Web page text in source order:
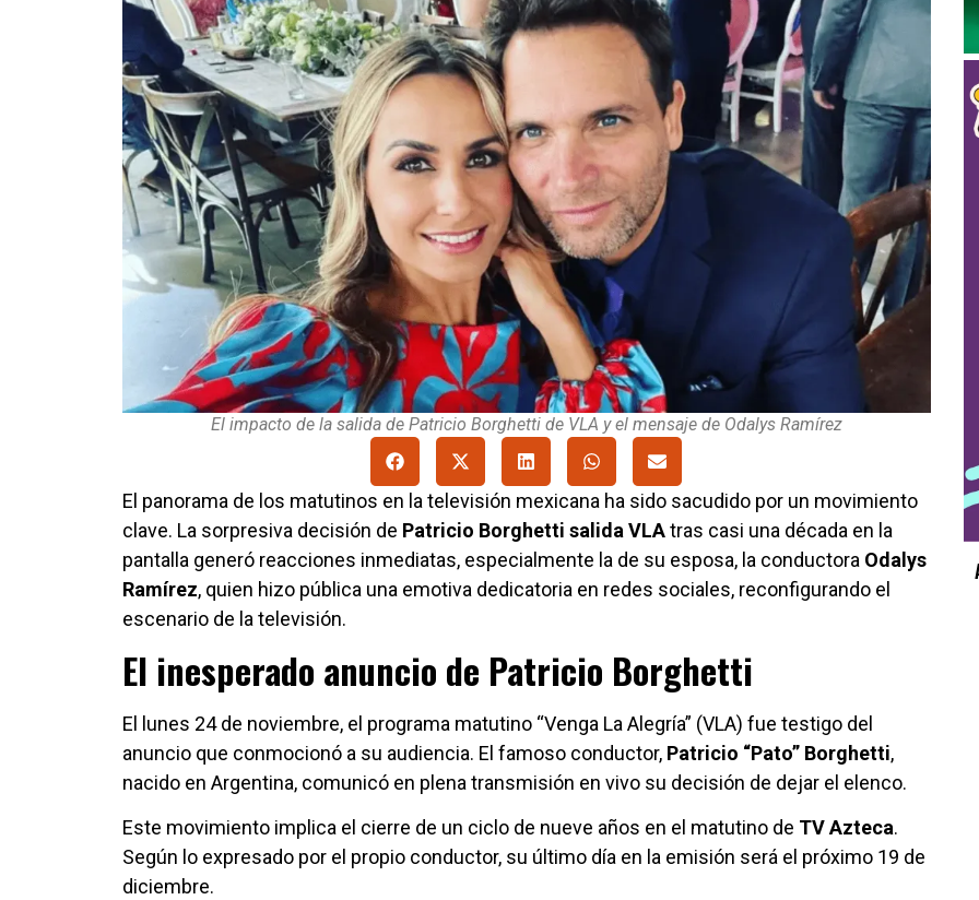
El impacto de la salida de Patricio Borghetti de VLA y el mensaje de Odalys Ramírez
El panorama de los matutinos en la televisión mexicana ha sido sacudido por un movimiento
clave. La sorpresiva decisión de Patricio Borghetti salida VLAtras casi una década en la
pantalla generó reacciones inmediatas, especialmente la de su esposa, la conductora Odalys
Ramírez, quien hizo pública una emotiva dedicatoria en redes sociales, reconfigurando el
escenario de la televisión.
El inesperado anuncio de Patricio Borghetti
El lunes 24 de noviembre, el programa matutino “Venga La Alegría” (VLA) fue testigo del
anuncio que conmocionó a su audiencia. El famoso conductor, Patricio “Pato” Borghetti,
nacido en Argentina, comunicó en plena transmisión en vivo su decisión de dejar el elenco.
Este movimiento implica el cierre de un ciclo de nueve años en el matutino de TV Azteca.
Según lo expresado por el propio conductor, su último día en la emisión será el próximo 19 de
diciembre.